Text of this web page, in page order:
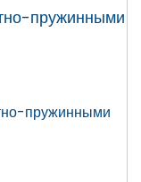
пружинными